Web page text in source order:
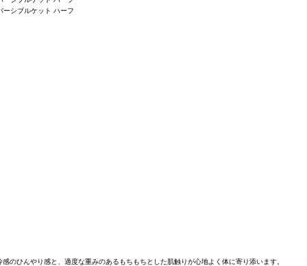
ひんやり感と、適度な重みのあるもちもちとした肌触りが心地よく体に寄り添います。